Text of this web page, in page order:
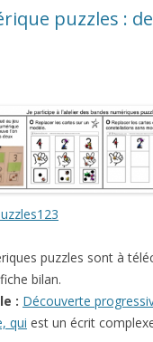
puzzles :
puzzles sont à
bilan.
: Découverte
qui est un écrit